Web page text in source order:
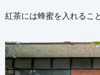
紅茶には蜂蜜を入れるこ